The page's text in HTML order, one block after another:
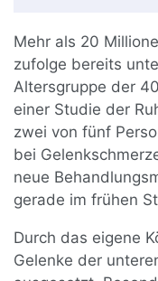
Mehr als 20
zufolge bereits
Altersgruppe der
einer Studie der
zwei von fünf
bei
neue
gerade im frühen
Durch das eigene
Gelenke der